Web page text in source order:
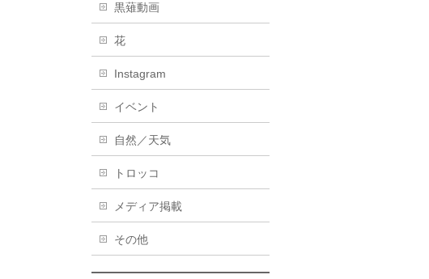
黒薙動画
花
Instagram
イベント
自然／天気
トロッコ
メディア掲載
その他